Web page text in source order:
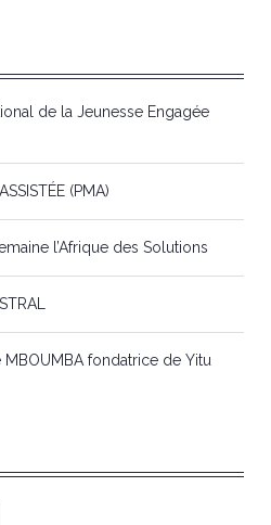
de la Jeunesse Engagée
(PMA)
l’Afrique des Solutions
fondatrice de Yitu